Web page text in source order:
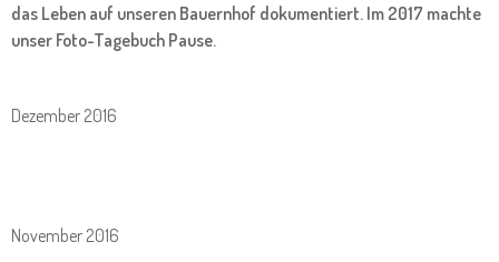
das Leben auf unseren Bauernhof dokumentiert. Im 2017 machte
unser Foto-Tagebuch Pause.
Dezember 2016
November 2016